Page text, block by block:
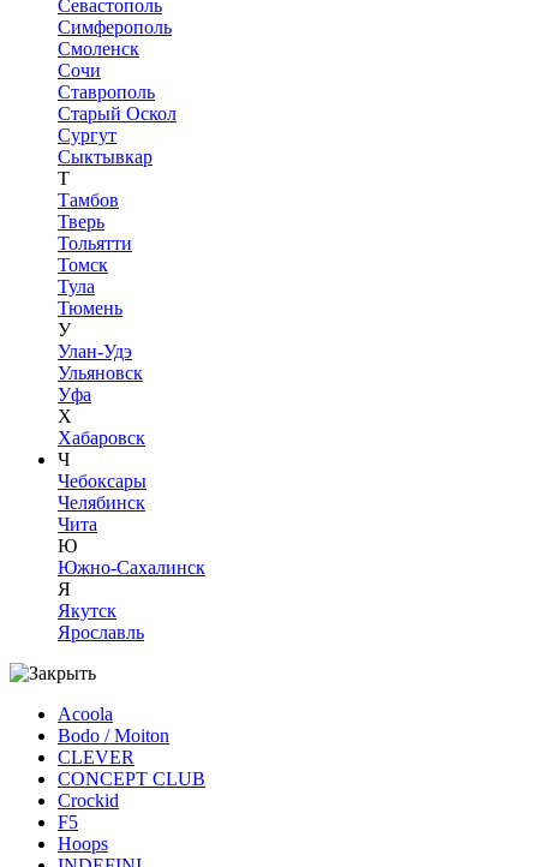
Севастополь
Симферополь
Смоленск
Сочи
Ставрополь
Старый Оскол
Сургут
Сыктывкар
Т
Тамбов
Тверь
Тольятти
Томск
Тула
Тюмень
У
Улан-Удэ
Ульяновск
Уфа
Х
Хабаровск
Ч
Чебоксары
Челябинск
Чита
Ю
Южно-Сахалинск
Я
Якутск
Ярославль
Acoola
Bodo / Moiton
CLEVER
CONCEPT CLUB
Crockid
F5
Hoops